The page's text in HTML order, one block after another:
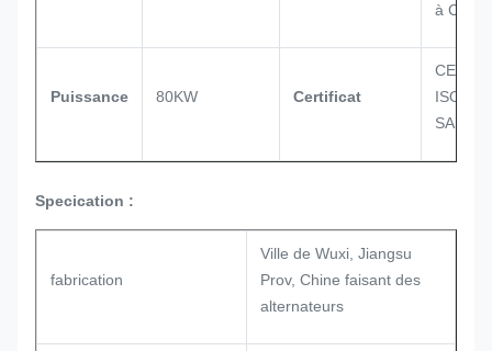
à C.A.
Puissance 80KW Certificat
CE,
SASO
Specication :
fabrication
Ville de Wuxi, Jiangsu
Prov, Chine faisant des
alternateurs